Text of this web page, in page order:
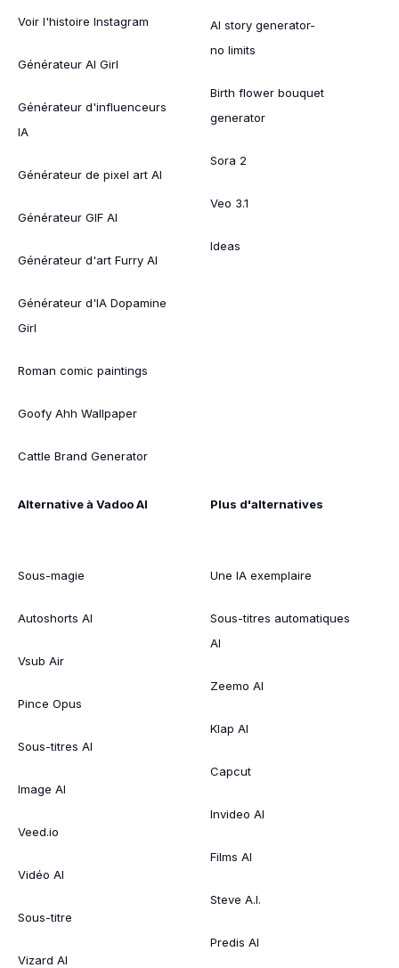
Voir l'histoire Instagram
Générateur AI Girl
Générateur d'influenceurs
IA
Générateur de pixel art AI
Générateur GIF AI
Générateur d'art Furry AI
Générateur d'IA Dopamine
Girl
Roman comic paintings
Goofy Ahh Wallpaper
Cattle Brand Generator
AI story generator-
no limits
Birth flower bouquet
generator
Sora 2
Veo 3.1
Ideas
Alternative à Vadoo AI
Sous-magie
Autoshorts AI
Vsub Air
Pince Opus
Sous-titres AI
Image AI
Veed.io
Vidéo AI
Sous-titre
Vizard AI
Plus d'alternatives
Une IA exemplaire
Sous-titres automatiques
AI
Zeemo AI
Klap AI
Capcut
Invideo AI
Films AI
Steve A.I.
Predis AI